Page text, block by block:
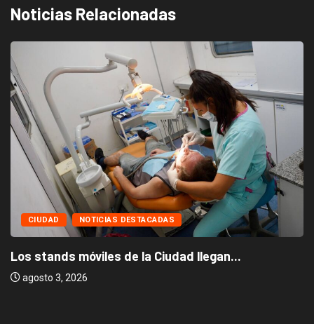
Noticias Relacionadas
CIUDAD NOTICIAS DESTACADAS
Los stands móviles de la Ciudad llegan...
agosto 3, 2026